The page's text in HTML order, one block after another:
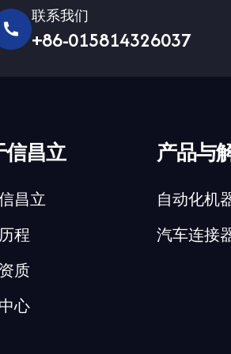
联系我们
+86-015814326037
信昌立
昌立
程
质
心
产品与
自动化机
汽车连接